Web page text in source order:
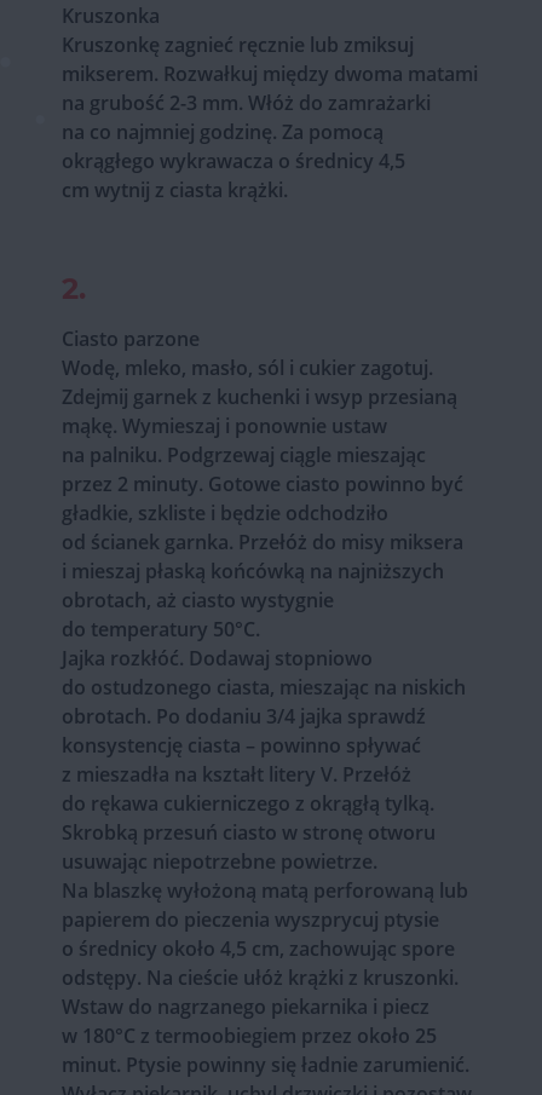
Kruszonka
Kruszonkę zagnieć ręcznie lub zmiksuj
mikserem. Rozwałkuj między dwoma matami
na grubość 2-3 mm. Włóż do zamrażarki
na co najmniej godzinę. Za pomocą
okrągłego wykrawacza o średnicy 4,5
cm wytnij z ciasta krążki.
2.
Ciasto parzone
Wodę, mleko, masło, sól i cukier zagotuj.
Zdejmij garnek z kuchenki i wsyp przesianą
mąkę. Wymieszaj i ponownie ustaw
na palniku. Podgrzewaj ciągle mieszając
przez 2 minuty. Gotowe ciasto powinno być
gładkie, szkliste i będzie odchodziło
od ścianek garnka. Przełóż do misy miksera
i mieszaj płaską końcówką na najniższych
obrotach, aż ciasto wystygnie
do temperatury 50°C.
Jajka rozkłóć. Dodawaj stopniowo
do ostudzonego ciasta, mieszając na niskich
obrotach. Po dodaniu 3/4 jajka sprawdź
konsystencję ciasta – powinno spływać
z mieszadła na kształt litery V. Przełóż
do rękawa cukierniczego z okrągłą tylką.
Skrobką przesuń ciasto w stronę otworu
usuwając niepotrzebne powietrze.
Na blaszkę wyłożoną matą perforowaną lub
papierem do pieczenia wyszprycuj ptysie
o średnicy około 4,5 cm, zachowując spore
odstępy. Na cieście ułóż krążki z kruszonki.
Wstaw do nagrzanego piekarnika i piecz
w 180°C z termoobiegiem przez około 25
minut. Ptysie powinny się ładnie zarumienić.